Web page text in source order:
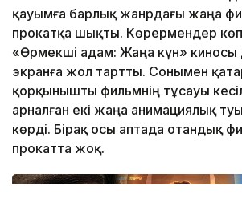
қауымға барлық жанрдағы жаңа
прокатқа шықты. Көрермендер
«Өрмекші адам: Жаңа күн» киносы
экранға жол тартты. Сонымен
қорқынышты фильмнің тұсауы
арналған екі жаңа анимациялық
көрді. Бірақ осы аптада отандық
прокатта жоқ.